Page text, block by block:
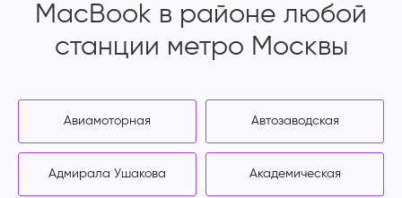
MacBook в районе любой
станции метро Москвы
Авиамоторная Автозаводская
Адмирала Ушакова Академическая